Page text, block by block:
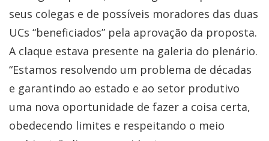
seus colegas e de possíveis moradores das duas
UCs “beneficiados” pela aprovação da proposta.
A claque estava presente na galeria do plenário.
“Estamos resolvendo um problema de décadas
e garantindo ao estado e ao setor produtivo
uma nova oportunidade de fazer a coisa certa,
obedecendo limites e respeitando o meio